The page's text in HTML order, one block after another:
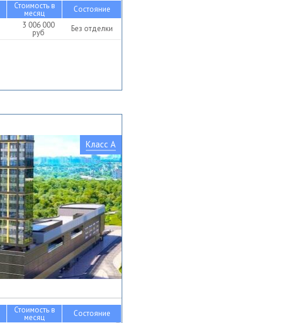
Стоимость в
месяц
Состояние
3 006 000
руб Без отделки
Класс A
Стоимость в
месяц
Состояние